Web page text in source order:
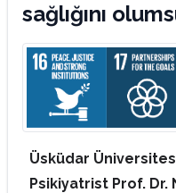
sağlığını
Üsküdar
Psikiyatrist Prof. Dr.